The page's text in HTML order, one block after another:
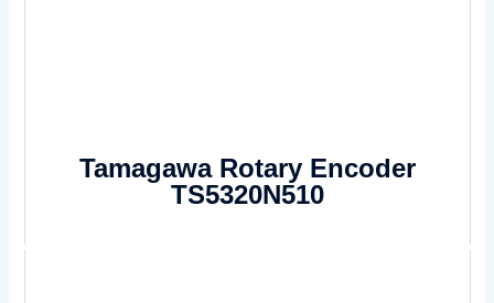
Tamagawa Rotary Encoder
TS5320N510